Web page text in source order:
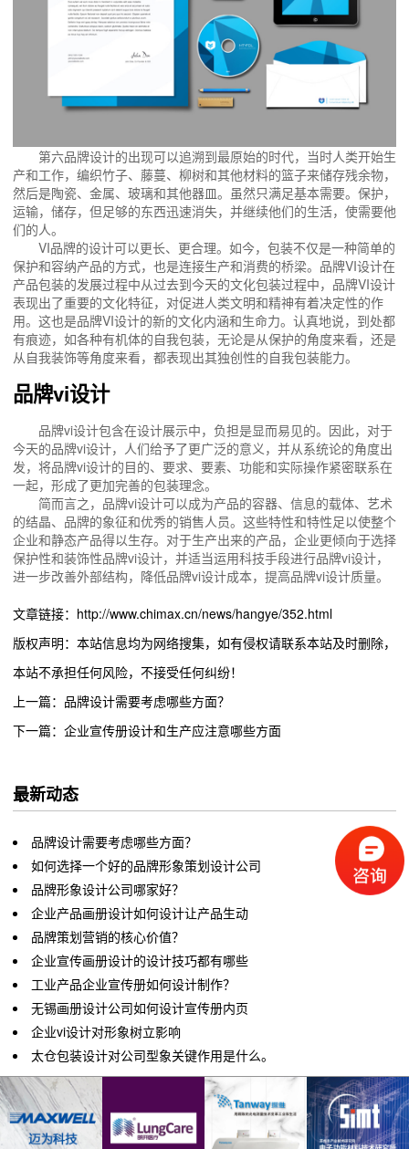
第六品牌设计的出现可以追溯到最原始的时代，当时人类开始生
产和工作，编织竹子、藤蔓、柳树和其他材料的篮子来储存残余物，
然后是陶瓷、金属、玻璃和其他器皿。虽然只满足基本需要。保护，
运输，储存，但足够的东西迅速消失，并继续他们的生活，使需要他
们的人。
VI品牌的设计可以更长、更合理。如今，包装不仅是一种简单的
保护和容纳产品的方式，也是连接生产和消费的桥梁。品牌VI设计在
产品包装的发展过程中从过去到今天的文化包装过程中，品牌VI设计
表现出了重要的文化特征，对促进人类文明和精神有着决定性的作
用。这也是品牌VI设计的新的文化内涵和生命力。认真地说，到处都
有痕迹，如各种有机体的自我包装，无论是从保护的角度来看，还是
从自我装饰等角度来看，都表现出其独创性的自我包装能力。
品牌vi设计
品牌vi设计包含在设计展示中，负担是显而易见的。因此，对于
今天的品牌vi设计，人们给予了更广泛的意义，并从系统论的角度出
发，将品牌vi设计的目的、要求、要素、功能和实际操作紧密联系在
一起，形成了更加完善的包装理念。
简而言之，品牌vi设计可以成为产品的容器、信息的载体、艺术
的结晶、品牌的象征和优秀的销售人员。这些特性和特性足以使整个
企业和静态产品得以生存。对于生产出来的产品，企业更倾向于选择
保护性和装饰性品牌vi设计，并适当运用科技手段进行品牌vi设计，
进一步改善外部结构，降低品牌vi设计成本，提高品牌vi设计质量。
文章链接：http://www.chimax.cn/news/hangye/352.html
版权声明：本站信息均为网络搜集，如有侵权请联系本站及时删除，
本站不承担任何风险，不接受任何纠纷！
上一篇：品牌设计需要考虑哪些方面？
下一篇：企业宣传册设计和生产应注意哪些方面
最新动态
品牌设计需要考虑哪些方面？
如何选择一个好的品牌形象策划设计公司
品牌形象设计公司哪家好？
企业产品画册设计如何设计让产品生动
品牌策划营销的核心价值？
企业宣传画册设计的设计技巧都有哪些
工业产品企业宣传册如何设计制作？
无锡画册设计公司如何设计宣传册内页
企业vi设计对形象树立影响
太仓包装设计对公司型象关键作用是什么。